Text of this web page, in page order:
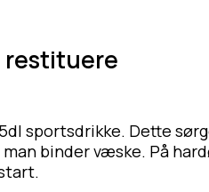
restituere
sportsdrikke. Dette
binder væske. På